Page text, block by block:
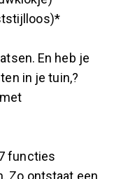
En heb je
in je tuin,?
functies